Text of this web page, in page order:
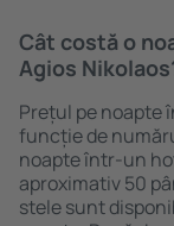
Cât costă o
Agios
Prețul pe noapte
funcție de
noapte într-un
aproximativ 50
stele sunt